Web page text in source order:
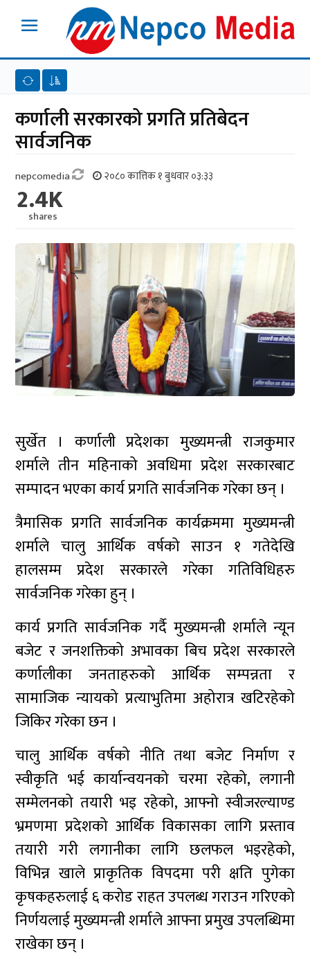
कर्णाली सरकारको प्रगति प्रतिबेदन
सार्वजनिक
nepcomedia २०८० कात्तिक १ बुधवार ०३:३३
2.4K
shares
सुर्खेत । कर्णाली प्रदेशका मुख्यमन्त्री राजकुमार
शर्माले तीन महिनाको अवधिमा प्रदेश सरकारबाट
सम्पादन भएका कार्य प्रगति सार्वजनिक गरेका छन् ।
त्रैमासिक प्रगति सार्वजनिक कार्यक्रममा मुख्यमन्त्री
शर्माले चालु आर्थिक वर्षको साउन १ गतेदेखि
हालसम्म प्रदेश सरकारले गरेका गतिविधिहरु
सार्वजनिक गरेका हुन् ।
कार्य प्रगति सार्वजनिक गर्दै मुख्यमन्त्री शर्माले न्यून
बजेट र जनशक्तिको अभावका बिच प्रदेश सरकारले
कर्णालीका जनताहरुको आर्थिक सम्पन्नता र
सामाजिक न्यायको प्रत्याभुतिमा अहोरात्र खटिरहेको
जिकिर गरेका छन ।
चालु आर्थिक वर्षको नीति तथा बजेट निर्माण र
स्वीकृति भई कार्यान्वयनको चरमा रहेको, लगानी
सम्मेलनको तयारी भइ रहेको, आफ्नो स्वीजरल्याण्ड
भ्रमणमा प्रदेशको आर्थिक विकासका लागि प्रस्ताव
तयारी गरी लगानीका लागि छलफल भइरहेको,
विभिन्न खाले प्राकृतिक विपदमा परी क्षति पुगेका
कृषकहरुलाई ६ करोड राहत उपलब्ध गराउन गरिएको
निर्णयलाई मुख्यमन्त्री शर्माले आफ्ना प्रमुख उपलब्धिमा
राखेका छन् ।